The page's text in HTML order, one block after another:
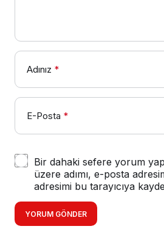
Adınız *
E-Posta *
Bir dahaki sefere yorum
üzere adımı, e-posta
adresimi bu tarayıcıya
YORUM GÖNDER